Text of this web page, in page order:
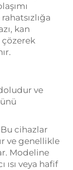
kan
çözerek
ve
Bu cihazlar
ve genellikle
Modeline
ısı veya hafif